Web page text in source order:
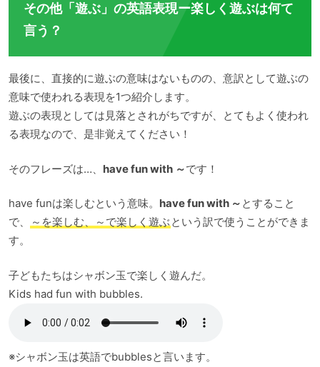
その他「遊ぶ」の英語表現ー楽しく遊ぶは何て
言う？
最後に、直接的に遊ぶの意味はないものの、意訳として遊ぶの
意味で使われる表現を1つ紹介します。
遊ぶの表現としては見落とされがちですが、とてもよく使われ
る表現なので、是非覚えてください！
そのフレーズは…、 have fun with ～です！
have funは楽しむという意味。 have fun with ～ とすること
で、
～を楽しむ、～で楽しく遊ぶという訳で使うことができま
す。
子どもたちはシャボン玉で楽しく遊んだ。
Kids had fun with bubbles.
※シャボン玉は英語でbubblesと言います。